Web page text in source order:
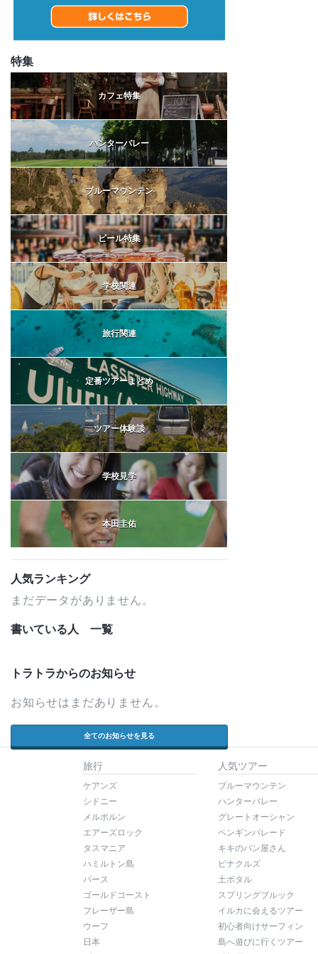
特集
カフェ特集
ハンターバレー
ブルーマウンテン
ビール特集
学校関連
旅行関連
定番ツアーまとめ
ツアー体験談
学校見学
本田圭佑
人気ランキング
まだデータがありません。
書いている人 一覧
トラトラからのお知らせ
お知らせはまだありません。
全てのお知らせを見る
旅行
ケアンズ
シドニー
メルボルン
エアーズロック
タスマニア
ハミルトン島
パース
ゴールドコースト
フレーザー島
ウーフ
日本
人気ツアー
ブルーマウンテン
ハンターバレー
グレートオーシャン
ペンギンパレード
キキのパン屋さん
ピナクルズ
土ボタル
スプリングブルック
イルカに会えるツアー
初心者向けサーフィン
島へ遊びに行くツアー